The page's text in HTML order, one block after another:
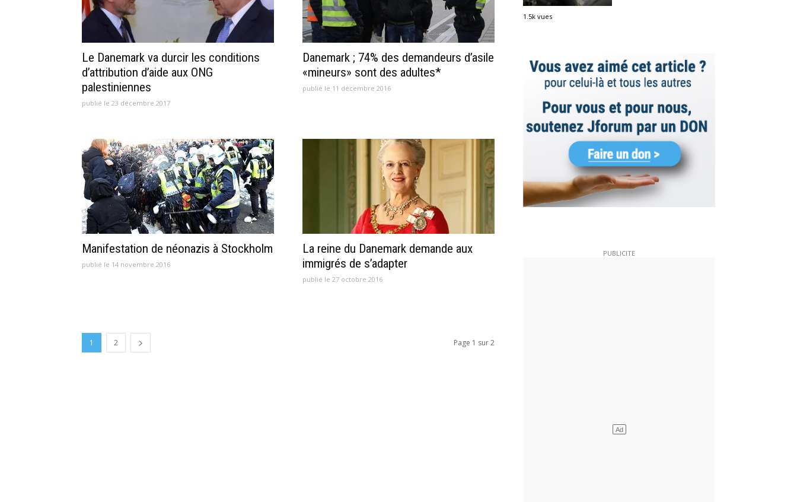
Le Danemark va durcir les conditions
d’attribution d’aide aux ONG
palestiniennes
publié le 23 décembre 2017
Danemark ; 74% des demandeurs d’asile
«mineurs» sont des adultes*
publié le 11 décembre 2016
Manifestation de néonazis à Stockholm
publié le 14 novembre 2016
La reine du Danemark demande aux
immigrés de s’adapter
publié le 27 octobre 2016
1 2 Page 1 sur 2
1.5k vues